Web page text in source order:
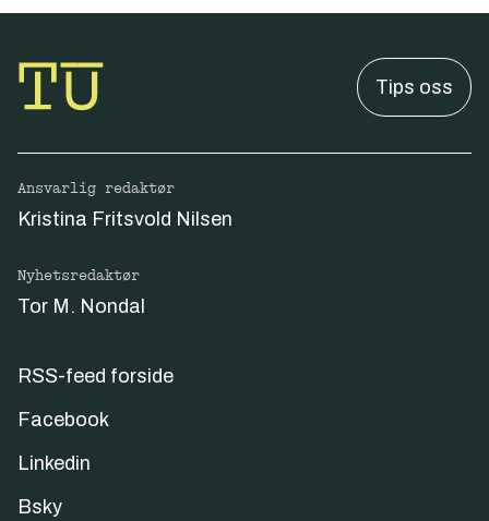
Tips oss
Ansvarlig redaktør
Kristina Fritsvold Nilsen
Nyhetsredaktør
Tor M. Nondal
RSS-feed forside
Facebook
Linkedin
Bsky